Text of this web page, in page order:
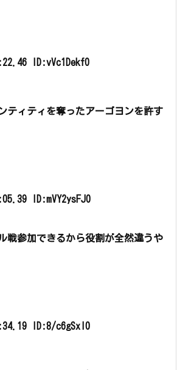
ID:vVc1Dekf0
ティティを奪ったアーゴヨンを許す
ID:mVY2ysFJ0
戦参加できるから役割が全然違うや
ID:8/c6gSxl0